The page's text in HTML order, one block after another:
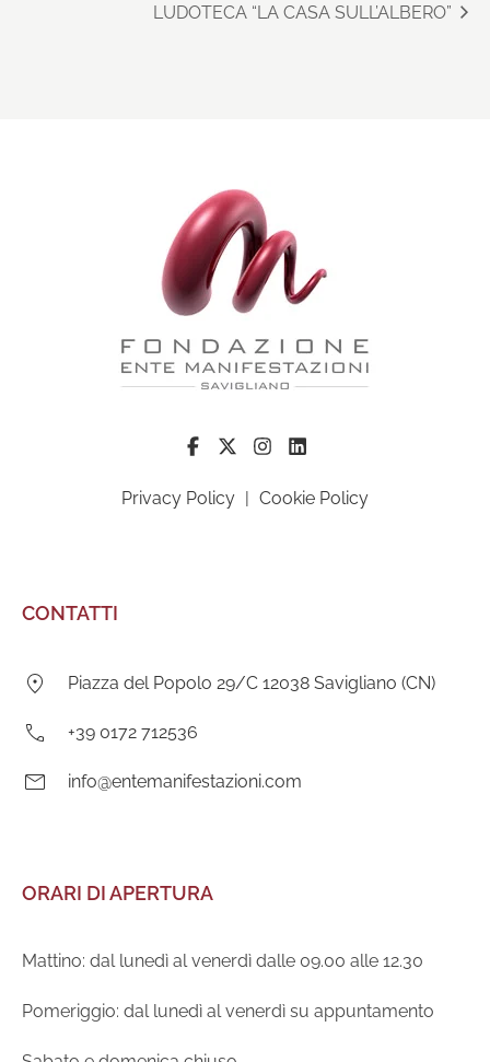
LUDOTECA “LA CASA SULL’ALBERO”
Privacy Policy | Cookie Policy
CONTATTI
Indirizzo:
Piazza del Popolo 29/C 12038 Savigliano (CN)
Telefono:
+39 0172 712536
E-
info@entemanifestazioni.com
ORARI DI APERTURA
Mattino: dal lunedì al venerdì dalle 09.00 alle 12.30
Pomeriggio: dal lunedì al venerdì su appuntamento